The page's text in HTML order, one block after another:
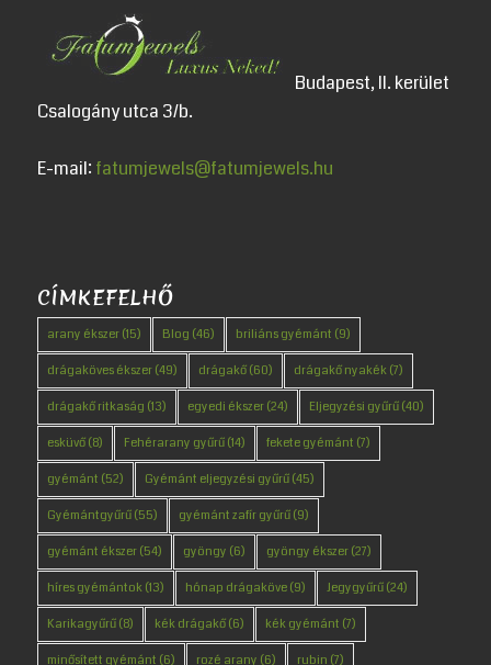
Budapest, II. kerület
Csalogány utca 3/b.
E-mail: fatumjewels@fatumjewels.hu
CÍMKEFELHŐ
arany ékszer(15) Blog (46) briliáns gyémánt (9)
drágaköves ékszer(49) drágakő(60) drágakő nyakék(7)
drágakő ritkaság (13) egyedi ékszer(24) Eljegyzési gyűrű(40)
esküvő(8) Fehérarany gyűrű(14) fekete gyémánt (7)
gyémánt (52) Gyémánt eljegyzési gyűrű(45)
Gyémántgyűrű(55) gyémánt zafír gyűrű(9)
gyémánt ékszer(54) gyöngy (6) gyöngy ékszer(27)
híres gyémántok(13) hónap drágaköve(9) Jegygyűrű(24)
Karikagyűrű(8) kék drágakő(6) kék gyémánt (7)
minősített gyémánt (6) rozé arany (6) rubin (7)